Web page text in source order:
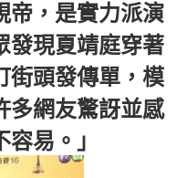
帝，是實力派演
發現夏靖庭穿著
街頭發傳單，模
多網友驚訝並感
易。」